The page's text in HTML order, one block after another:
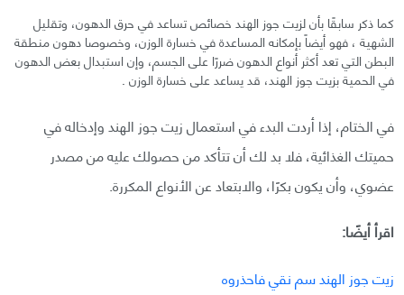
كما ذكر سابقًا بأن لزيت جوز الهند خصائص تساعد في حرق الدهون، وتقليل
الشهية ، فهو أيضاً بإمكانه المساعدة في خسارة الوزن، وخصوصا دهون منطقة
البطن التي تعد أكثر أنواع الدهون ضررًا على الجسم، وإن استبدال بعض الدهون
في الحمية بزيت جوز الهند، قد يساعد على خسارة الوزن .
في الختام، إذا أردت البدء في استعمال زيت جوز الهند وإدخاله في
حميتك الغذائية، فلا بد لك أن تتأكد من حصولك عليه من مصدر
عضوي، وأن يكون بكرًا، والابتعاد عن الأنواع المكررة.
اقرأ أيضًا:
زيت جوز الهند سم نقي فاحذروه